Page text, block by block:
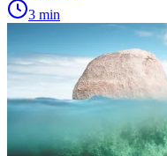
3 min